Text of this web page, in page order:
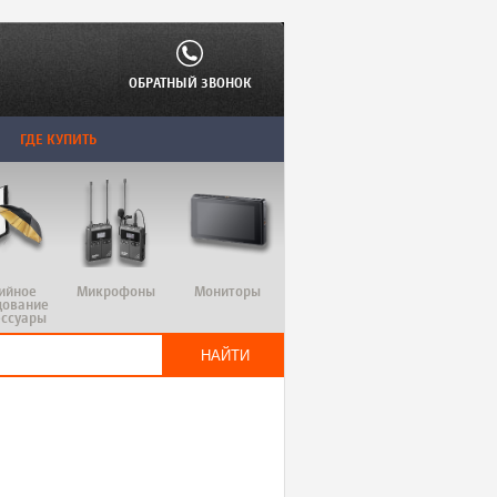
ОБРАТНЫЙ ЗВОНОК
ГДЕ КУПИТЬ
Микрофоны Мониторы